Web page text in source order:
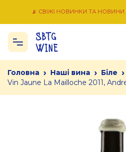
📡 СВІЖІ НОВИНКИ ТА НОВИНИ
Головна › Наші вина › Біле ›
Vin Jaune La Mailloche 2011,